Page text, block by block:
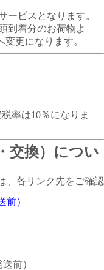
ビスとなります。
到着分のお荷物よ
更になります。
率は10％になりま
交換）につい
、各リンク先をご確認
前）
前）